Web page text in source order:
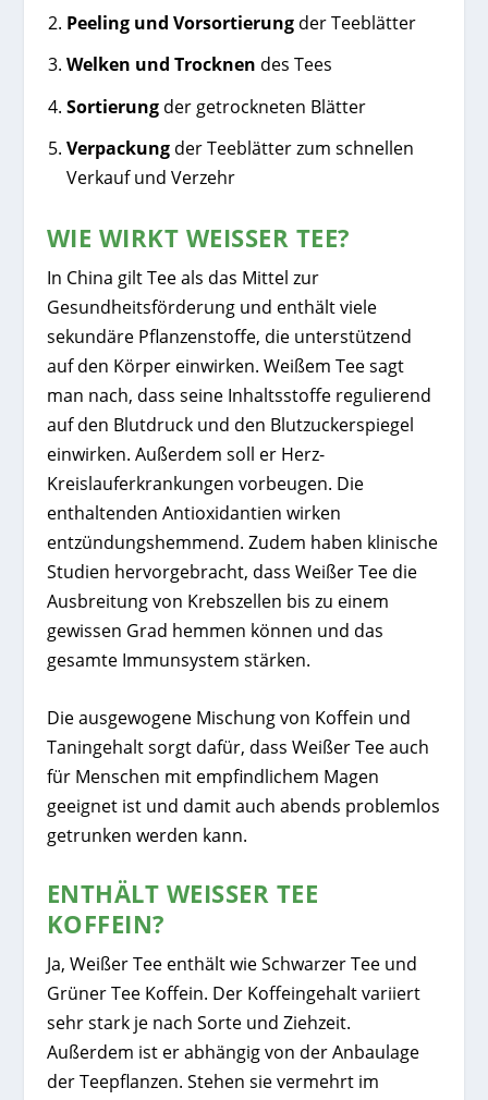
Peeling und Vorsortierungder Teeblätter
Welken und Trocknen des Tees
Sortierungder getrockneten Blätter
Verpackungder Teeblätter zum schnellen
Verkauf und Verzehr
WIE WIRKT WEISSER TEE?
In China gilt Tee als das Mittel zur
Gesundheitsförderung und enthält viele
sekundäre Pflanzenstoffe, die unterstützend
auf den Körper einwirken. Weißem Tee sagt
man nach, dass seine Inhaltsstoffe regulierend
auf den Blutdruck und den Blutzuckerspiegel
einwirken. Außerdem soll er Herz-
Kreislauferkrankungen vorbeugen. Die
enthaltenden Antioxidantien wirken
entzündungshemmend. Zudem haben klinische
Studien hervorgebracht, dass Weißer Tee die
Ausbreitung von Krebszellen bis zu einem
gewissen Grad hemmen können und das
gesamte Immunsystem stärken.
Die ausgewogene Mischung von Koffein und
Taningehalt sorgt dafür, dass Weißer Tee auch
für Menschen mit empfindlichem Magen
geeignet ist und damit auch abends problemlos
getrunken werden kann.
ENTHÄLT WEISSER TEE K
OFFEIN?
Ja, Weißer Tee enthält wie Schwarzer Tee und
Grüner Tee Koffein. Der Koffeingehalt variiert
sehr stark je nach Sorte und Ziehzeit.
Außerdem ist er abhängig von der Anbaulage
der Teepflanzen. Stehen sie vermehrt im